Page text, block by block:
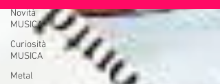
Novità
MUSICA
Curiosità
MUSICA
Metal